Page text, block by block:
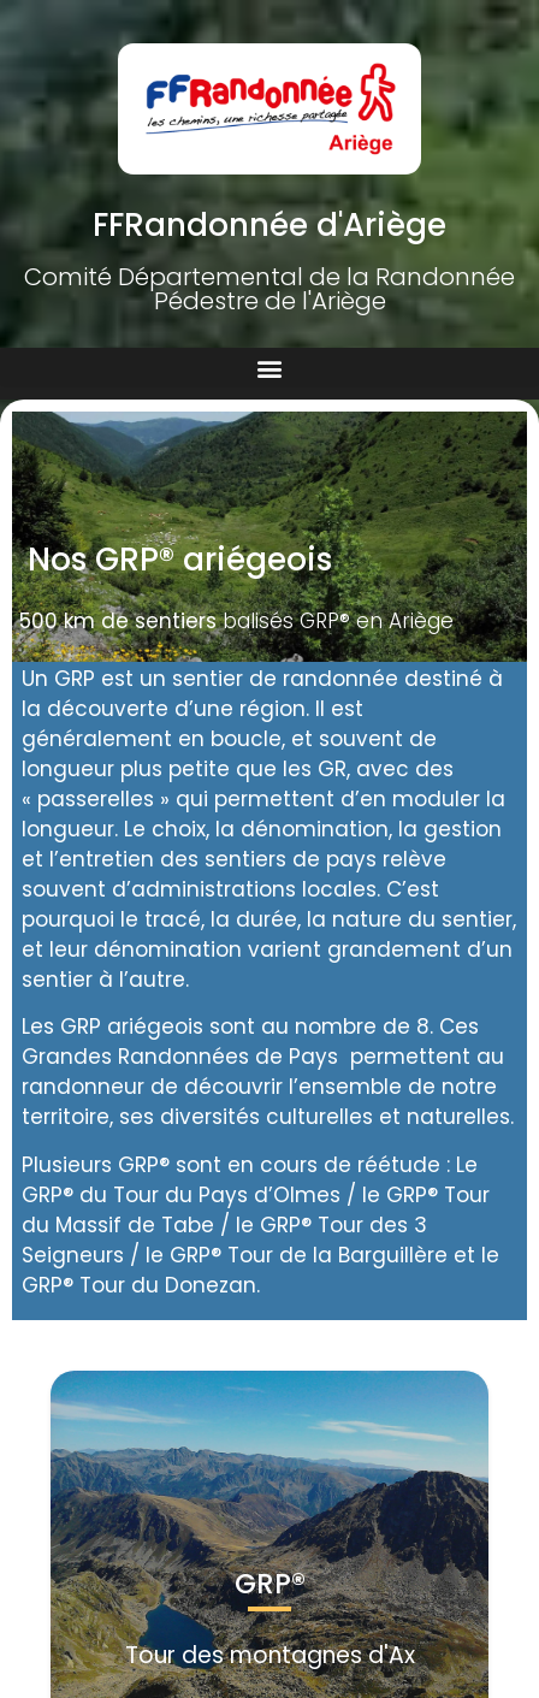
FFRandonnée d'Ariège
Comité Départemental de la Randonnée
Pédestre de l'Ariège
Nos GRP® ariégeois
500 km de sentiersbalisés GRP® en Ariège
Un GRP est un sentier de randonnée destiné à
la découverte d’une région. Il est
généralement en boucle, et souvent de
longueur plus petite que les GR, avec des
« passerelles » qui permettent d’en moduler la
longueur. Le choix, la dénomination, la gestion
et l’entretien des sentiers de pays relève
souvent d’administrations locales. C’est
pourquoi le tracé, la durée, la nature du sentier,
et leur dénomination varient grandement d’un
sentier à l’autre.
Les GRP ariégeois sont au nombre de 8. Ces
Grandes Randonnées de Pays permettent au
randonneur de découvrir l’ensemble de notre
territoire, ses diversités culturelles et naturelles.
Plusieurs GRP® sont en cours de réétude : Le
GRP® du Tour du Pays d’Olmes / le GRP® Tour
du Massif de Tabe / le GRP® Tour des 3
Seigneurs / le GRP® Tour de la Barguillère et le
GRP® Tour du Donezan.
GRP®
Tour des montagnes d'Ax